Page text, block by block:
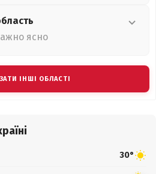
ясно
ІНШІ ОБЛАСТІ
30°